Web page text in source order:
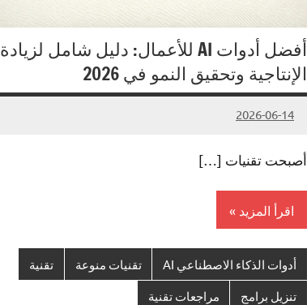
أفضل أدوات AI للأعمال: دليل شامل لزيادة
الإنتاجية وتحقيق النمو في 2026
2026-06-14
Admin#
تعليق
أصبحت تقنيات […]
اقرأ المزيد
أدوات الذكاء الاصطناعي AI تقنيات منوعة تقنية
تنزيل برامج مراجعات تقنية